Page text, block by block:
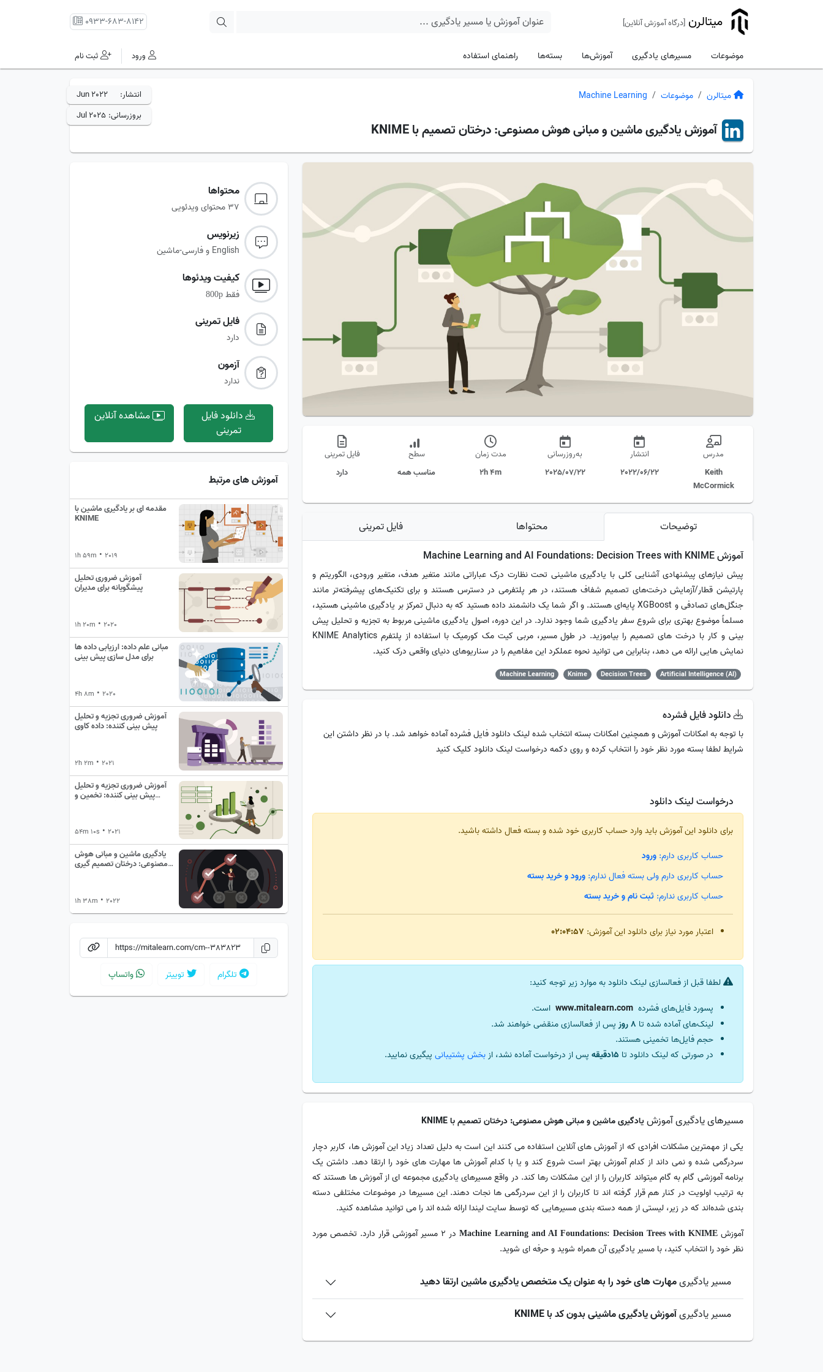
میتالرن [درگاه آموزش آنلاین] 0933-683-8142
موضوعات مسیرهای یادگیری آموزش‌ها بسته‌ها راهنمای استفاده ورود ثبت نام
انتشار:
Jun 2022
بروزرسانی: Jul 2025
میتالرن موضوعات Machine Learning
آموزشیادگیری ماشین و مبانی هوش مصنوعی: درختان تصمیم با KNIME
مدرس
Keith
McCormick
انتشار
2022/06/22
به‌روز‌رسانی
2025/07/22
مدت زمان
2h 4m
سطح
مناسب همه
فایل تمرینی
دارد
توضیحات محتواها
فایل تمرینی
آموزش Machine Learning and AI Foundations: Decision Trees with KNIME
پیش نیازهای پیشنهادی آشنایی کلی با یادگیری ماشینی تحت نظارت درک عباراتی مانند متغیر هدف، متغیر ورودی، الگوریتم و
پارتیشن قطار/آزمایش درخت‌های تصمیم شفاف هستند، در هر پلتفرمی در دسترس هستند و برای تکنیک‌های پیشرفته‌تر مانند
جنگل‌های تصادفی و XGBoost پایه‌ای هستند. و اگر شما یک دانشمند داده هستید که به دنبال تمرکز بر یادگیری ماشینی هستید،
مسلماً موضوع بهتری برای شروع سفر یادگیری شما وجود ندارد. در این دوره، اصول یادگیری ماشینی مربوط به تجزیه و تحلیل پیش
بینی و کار با درخت های تصمیم را بیاموزید. در طول مسیر، مربی کیت مک کورمیک با استفاده از پلتفرم KNIME Analytics
نمایش هایی ارائه می دهد، بنابراین می توانید نحوه عملکرد این مفاهیم را در سناریوهای دنیای واقعی درک کنید.
Artificial Intelligence (AI)
Decision Trees
Knime
Machine Learning
دانلود فایل فشرده
با توجه به امکانات آموزش و همچنین امکانات بسته انتخاب شده لینک دانلود فایل فشرده آماده خواهد شد. با در نظر داشتن این
شرایط لطفا بسته مورد نظر خود را انتخاب کرده و روی دکمه درخواست لینک دانلود کلیک کنید
درخواست لینک دانلود
برای دانلود این آموزش باید وارد حساب کاربری خود شده و بسته فعال داشته باشید.
حساب کاربری دارم: ورود
حساب کاربری دارم ولی بسته فعال ندارم: ورود و خرید بسته
حساب کاربری ندارم: ثبت نام و خرید بسته
اعتبار مورد نیاز برای دانلود این آموزش: 02:04:57
لطفا قبل از فعالسازی لینک دانلود به موارد زیر توجه کنید:
پسورد فایل‌های فشرده
است.
لینک‌های آماده شده تا 8 روز
پس از فعالسازی منقضی خواهند شد.
حجم فایل‌ها تخمینی هستند.
در صورتی که لینک دانلود تا 15دقیقه پس از درخواست آماده نشد، از بخش پشتیبانی پیگیری نمایید.
مسیرهای یادگیری آموزشیادگیری ماشین و مبانی هوش مصنوعی: درختان تصمیم با KNIME
یکی از مهمترین مشکلات افرادی که از آموزش های آنلاین استفاده می‌ کنند این است به دلیل تعداد زیاد این آموزش ها، کاربر دچار
سردرگمی شده و نمی داند از کدام آموزش بهتر است شروع کند و یا با کدام آموزش ها مهارت های خود را ارتقا دهد. داشتن یک
برنامه آموزشی گام به گام میتواند کاربران را از این مشکلات رها کند. در واقع مسیرهای یادگیری مجموعه ای از آموزش ها هستند که
به ترتیب اولویت در کنار هم قرار گرفته اند تا کاربران را از این سردرگمی ها نجات دهند. این مسیرها در موضوعات مختلفی دسته
بندی شده‌اند که در زیر، لیستی از همه دسته بندی مسیرهایی که توسط سایت لیندا ارائه شده اند را می توانید مشاهده کنید.
آموزشMachine Learning and AI Foundations: Decision Trees with KNIME
در 2 مسیر آموزشی قرار دارد. تخصص مورد
نظر خود را انتخاب کنید، با مسیر یادگیری آن همراه شوید و حرفه ای شوید.
مسیر یادگیریمهارت های خود را به عنوان یک متخصص یادگیری ماشین ارتقا دهید
مسیر یادگیریآموزش یادگیری ماشینی بدون کد با KNIME
محتواها
37 محتوای ویدئویی
زیرنویس‌
English و فارسی-ماشین
کیفیت ویدئوها‌
فقط 800p
فایل تمرینی‌
دارد
آزمون‌
ندارد
دانلود فایل
تمرینی
مشاهده آنلاین
آموزش های مرتبط
مقدمه ای بر یادگیری ماشین با
KNIME
1h 59m • 2019
آموزش ضروری تحلیل
پیشگویانه برای مدیران
1h 20m • 2020
مبانی علم داده: ارزیابی داده ها
برای مدل سازی پیش بینی
4h 8m • 2020
آموزش ضروری تجزیه و تحلیل
پیش بینی کننده: داده کاوی
2h 2m • 2021
آموزش ضروری تجزیه و تحلیل
پیش بینی کننده: تخمین و
اطمینان از بازگشت سرمایه
54m 10s • 2021
یادگیری ماشین و مبانی هوش
مصنوعی: درختان تصمیم گیری
1h 38m • 2022
تلگرام توییتر واتساپ